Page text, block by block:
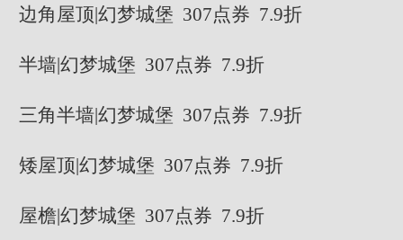
边角屋顶|幻梦城堡 307点券 7.9折
半墙|幻梦城堡 307点券 7.9折
三角半墙|幻梦城堡 307点券 7.9折
矮屋顶|幻梦城堡 307点券 7.9折
屋檐|幻梦城堡 307点券 7.9折